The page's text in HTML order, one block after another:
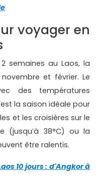
voyager en
semaines au Laos, la
et février. Le
des températures
la saison idéale pour
et les croisières sur le
(jusqu’à 38°C) ou la
être ralentis.
10 jours : d'Angkor à